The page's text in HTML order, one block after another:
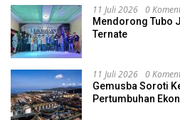
11 Juli 2026 0
Mendorong Tubo
Ternate
11 Juli 2026 0
Gemusba Soroti
Pertumbuhan